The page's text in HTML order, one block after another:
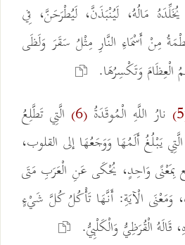
مَالُهُ، لَيُنْبَذَنَّ، لَيُطْرَحَنَّ، فِي
مِنْ أَسْمَاءِ النَّارِ مِثْلُ سَقَرَ وَلَظَى
وَتَكْسِرُهَا.
نارُ اللَّهِ الْمُوقَدَةُ (6)
الَّتِي تَطَّلِعُ
يَبْلُغُ أَلَمُهَا وَوَجَعُهَا إلى القلوب،
بِمَعْنًى وَاحِدٍ، يُحْكَى عَنِ الْعَرَبِ مَتَى
الْآيَةِ: أَنَّهَا تَأْكُلُ كُلَّ شَيْءٍ
قَالَهُ الْقُرَظِيُّ وَالْكَلْبِيُّ.